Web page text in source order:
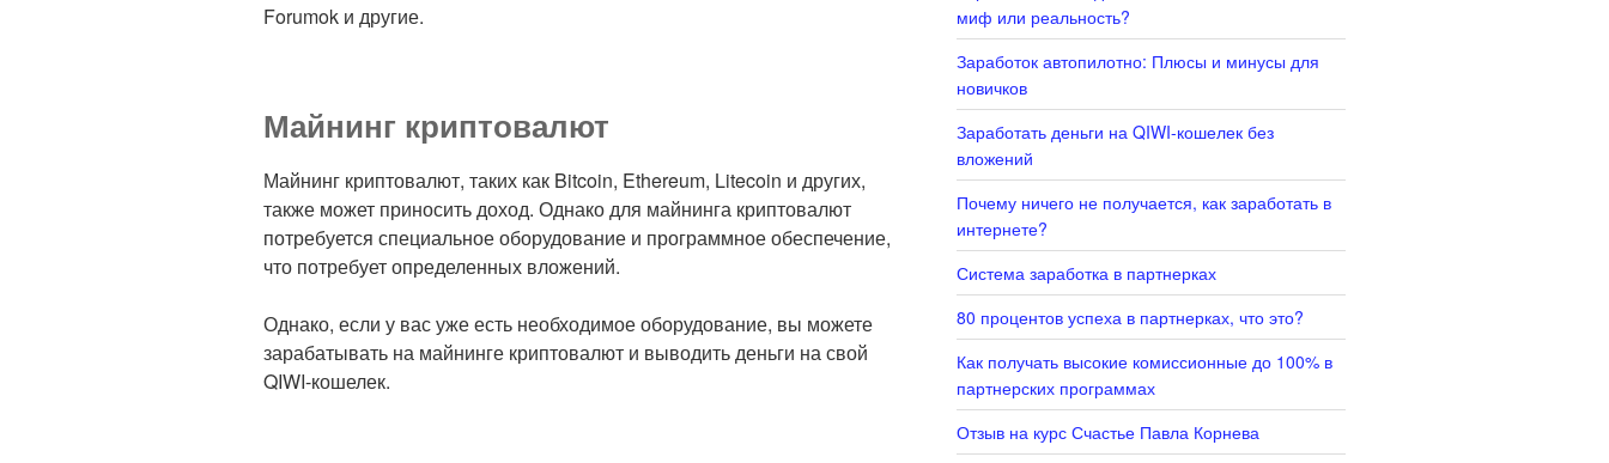
Forumok и другие.
Майнинг криптовалют
Майнинг криптовалют, таких как Bitcoin, Ethereum, Litecoin и других,
также может приносить доход. Однако для майнинга криптовалют
потребуется специальное оборудование и программное обеспечение,
что потребует определенных вложений.
Однако, если у вас уже есть необходимое оборудование, вы можете
зарабатывать на майнинге криптовалют и выводить деньги на свой
QIWI-кошелек.
миф или реальность?
Заработок автопилотно: Плюсы и минусы для
новичков
Заработать деньги на QIWI-кошелек без
вложений
Почему ничего не получается, как заработать в
интернете?
Система заработка в партнерках
80 процентов успеха в партнерках, что это?
Как получать высокие комиссионные до 100% в
партнерских программах
Отзыв на курс Счастье Павла Корнева